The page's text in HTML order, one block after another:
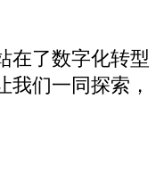
在了数字化转型
们一同探索，